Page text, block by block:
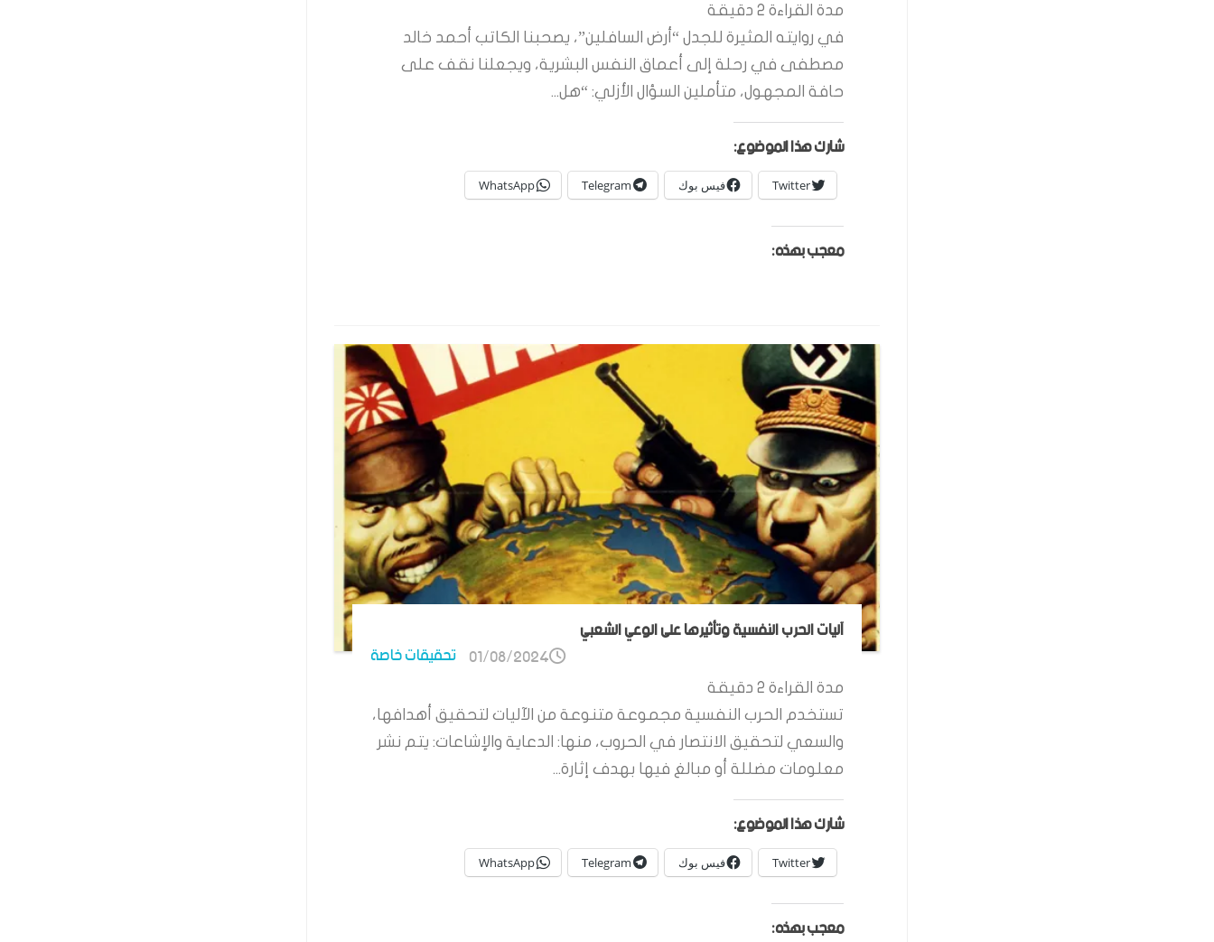
مدة القراءة 2 دقيقة
في روايته المثيرة للجدل “أرض السافلين”، يصحبنا الكاتب أحمد خالد
مصطفى في رحلة إلى أعماق النفس البشرية، ويجعلنا نقف على
حافة المجهول، متأملين السؤال الأزلي: “هل...
شارك هذا الموضوع:
Twitter فيس بوك Telegram
WhatsApp
معجب بهذه:
آليات الحرب النفسية وتأثيرها على الوعي الشعبي
تحقيقات خاصة 01/08/2024
مدة القراءة 2 دقيقة
تستخدم الحرب النفسية مجموعة متنوعة من الآليات لتحقيق أهدافها،
والسعي لتحقيق الانتصار في الحروب، منها: الدعاية والإشاعات: يتم نشر
معلومات مضللة أو مبالغ فيها بهدف إثارة...
شارك هذا الموضوع:
Twitter فيس بوك Telegram
WhatsApp
معجب بهذه: